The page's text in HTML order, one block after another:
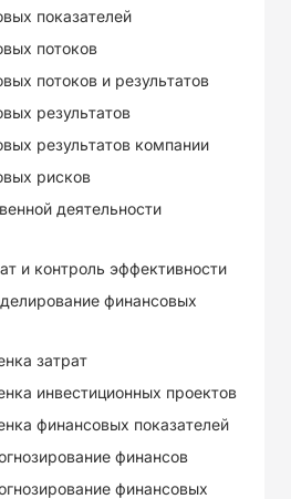
показателей
потоков
потоков и результатов
результатов
результатов компании
рисков
деятельности
и контроль эффективности
финансовых
затрат
инвестиционных проектов
финансовых показателей
финансов
финансовых